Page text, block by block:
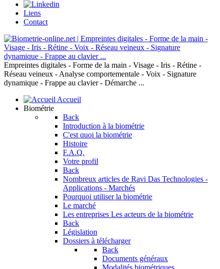
Liens
Contact
Empreintes digitales - Forme de la main - Visage - Iris - Rétine -
Réseau veineux - Analyse comportementale - Voix - Signature
dynamique - Frappe au clavier - Démarche ...
Accueil
Biométrie
Back
Introduction à la biométrie
C'est quoi la biométrie
Histoire
F.A.Q.
Votre profil
Back
Nombreux articles de Ravi Das Technologies -
Applications - Marchés
Pourquoi utiliser la biométrie
Le marché
Les entreprises Les acteurs de la biométrie
Back
Législation
Dossiers à télécharger
Back
Documents généraux
Modalités biométriques